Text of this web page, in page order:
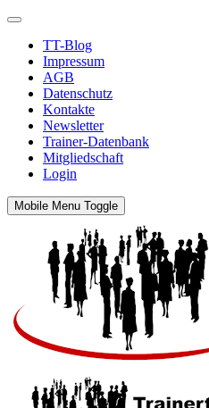
TT-Blog
Impressum
AGB
Datenschutz
Kontakte
Newsletter
Trainer-Datenbank
Mitgliedschaft
Login
Mobile Menu Toggle